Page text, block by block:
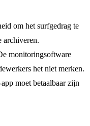
om het surfgedrag te
archiveren.
monitoringsoftware
het niet merken.
moet betaalbaar zijn